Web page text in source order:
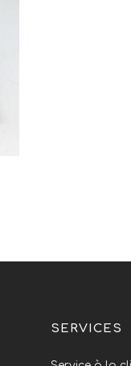
SERVICES